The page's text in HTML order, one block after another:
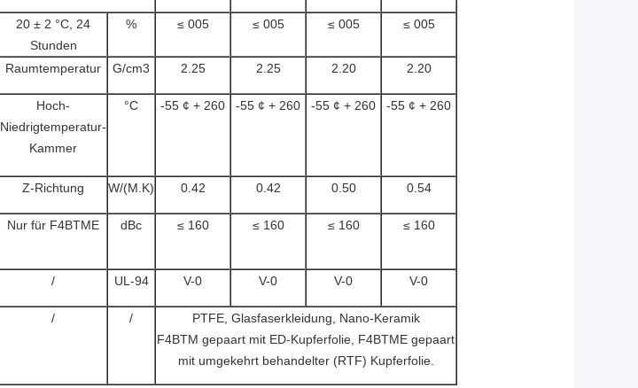
20 ± 2 °C, 24
Stunden
% ≤ 005 ≤ 005 ≤ 005 ≤ 005
Raumtemperatur G/cm3 2.25 2.25 2.20 2.20
Hoch-
Niedrigtemperatur-
Kammer
°C -55 ¢ + 260 -55 ¢ + 260 -55 ¢ + 260 -55 ¢ + 260
Z-Richtung W/(M.K) 0.42 0.42 0.50 0.54
Nur für F4BTME dBc ≤ 160 ≤ 160 ≤ 160 ≤ 160
/ UL-94 V-0 V-0 V-0 V-0
/ /
PTFE, Glasfaserkleidung, Nano-Keramik
F4BTM gepaart mit ED-Kupferfolie, F4BTME gepaart
mit umgekehrt behandelter (RTF) Kupferfolie.